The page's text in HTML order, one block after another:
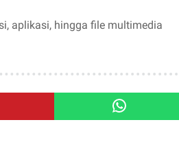
aplikasi, hingga file multimedia